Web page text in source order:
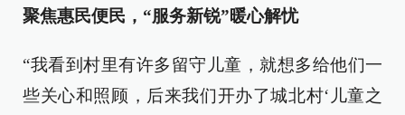
聚焦惠民便民，“服务新锐”暖心解忧
“我看到村里有许多留守儿童，就想多给他们一
些关心和照顾，后来我们开办了城北村‘儿童之